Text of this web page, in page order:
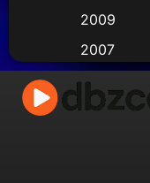
Based on a
Based on
Based on
2009
2007
2005
2003